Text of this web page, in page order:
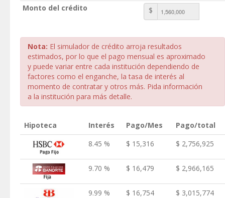
Monto del crédito $
Nota: El simulador de crédito arroja resultados
estimados, por lo que el pago mensual es aproximado
y puede variar entre cada institución dependiendo de
factores como el enganche, la tasa de interés al
momento de contratar y otros más. Pida información
a la institución para más detalle.
Hipoteca Interés Pago/Mes
Pago/total
8.45 %
$ 15,316 $ 2,756,925
9.70 % $ 16,479 $ 2,966,165
9.99 % $ 16,754 $ 3,015,774